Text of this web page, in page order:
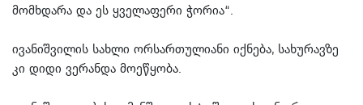
მომხდარა და ეს ყველაფერი ჭორია“.
ივანიშვილის სახლი ორსართულიანი იქნება, სახურავზე
კი დიდი ვერანდა მოეწყობა.